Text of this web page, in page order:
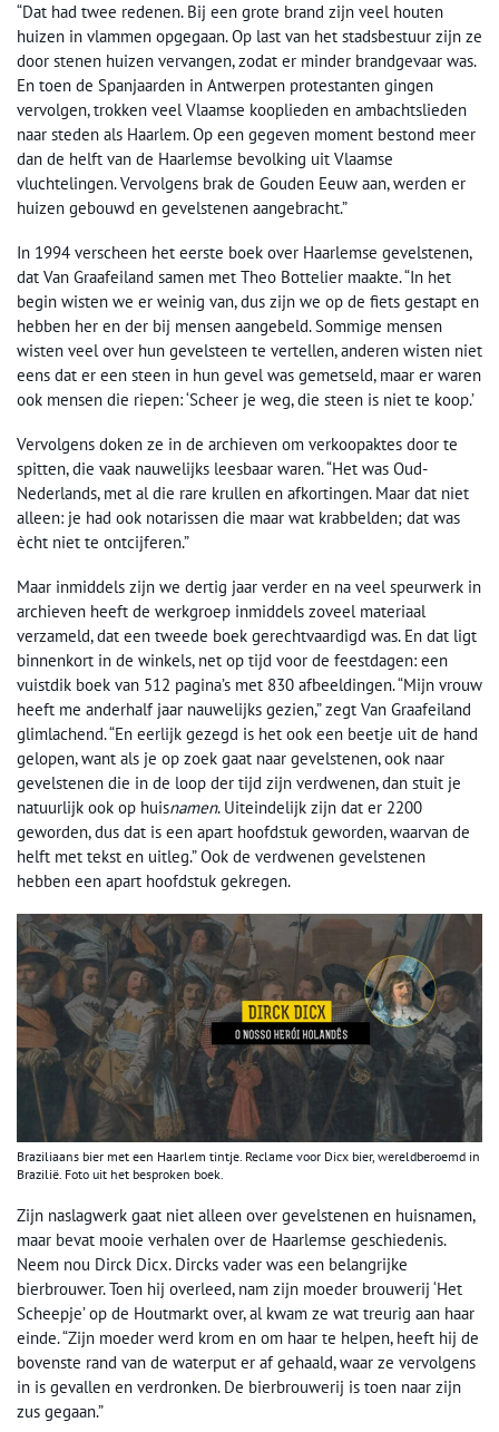
“Dat had twee redenen. Bij een grote brand zijn veel houten
huizen in vlammen opgegaan. Op last van het stadsbestuur zijn ze
door stenen huizen vervangen, zodat er minder brandgevaar was.
En toen de Spanjaarden in Antwerpen protestanten gingen
vervolgen, trokken veel Vlaamse kooplieden en ambachtslieden
naar steden als Haarlem. Op een gegeven moment bestond meer
dan de helft van de Haarlemse bevolking uit Vlaamse
vluchtelingen. Vervolgens brak de Gouden Eeuw aan, werden er
huizen gebouwd en gevelstenen aangebracht.”
In 1994 verscheen het eerste boek over Haarlemse gevelstenen,
dat Van Graafeiland samen met Theo Bottelier maakte. “In het
begin wisten we er weinig van, dus zijn we op de fiets gestapt en
hebben her en der bij mensen aangebeld. Sommige mensen
wisten veel over hun gevelsteen te vertellen, anderen wisten niet
eens dat er een steen in hun gevel was gemetseld, maar er waren
ook mensen die riepen: ‘Scheer je weg, die steen is niet te koop.’
Vervolgens doken ze in de archieven om verkoopaktes door te
spitten, die vaak nauwelijks leesbaar waren. “Het was Oud-
Nederlands, met al die rare krullen en afkortingen. Maar dat niet
alleen: je had ook notarissen die maar wat krabbelden; dat was
ècht niet te ontcijferen.”
Maar inmiddels zijn we dertig jaar verder en na veel speurwerk in
archieven heeft de werkgroep inmiddels zoveel materiaal
verzameld, dat een tweede boek gerechtvaardigd was. En dat ligt
binnenkort in de winkels, net op tijd voor de feestdagen: een
vuistdik boek van 512 pagina’s met 830 afbeeldingen. “Mijn vrouw
heeft me anderhalf jaar nauwelijks gezien,” zegt Van Graafeiland
glimlachend. “En eerlijk gezegd is het ook een beetje uit de hand
gelopen, want als je op zoek gaat naar gevelstenen, ook naar
gevelstenen die in de loop der tijd zijn verdwenen, dan stuit je
natuurlijk ook op huisnamen. Uiteindelijk zijn dat er 2200
geworden, dus dat is een apart hoofdstuk geworden, waarvan de
helft met tekst en uitleg.” Ook de verdwenen gevelstenen
hebben een apart hoofdstuk gekregen.
Braziliaans bier met een Haarlem tintje. Reclame voor Dicx bier, wereldberoemd in
Brazilië. Foto uit het besproken boek.
Zijn naslagwerk gaat niet alleen over gevelstenen en huisnamen,
maar bevat mooie verhalen over de Haarlemse geschiedenis.
Neem nou Dirck Dicx. Dircks vader was een belangrijke
bierbrouwer. Toen hij overleed, nam zijn moeder brouwerij ‘Het
Scheepje’ op de Houtmarkt over, al kwam ze wat treurig aan haar
einde. “Zijn moeder werd krom en om haar te helpen, heeft hij de
bovenste rand van de waterput er af gehaald, waar ze vervolgens
in is gevallen en verdronken. De bierbrouwerij is toen naar zijn
zus gegaan.”